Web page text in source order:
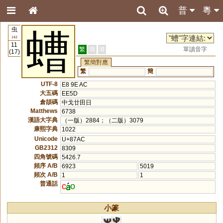
粵
普
虫
142
11
(17)
螬 繁 簡 港
單讀音字
繁簡對應
繁
簡
UTF-8
E8 9E AC
大五碼
EE5D
倉頡碼 中戈廿田日
Matthews
6738
漢語大字典
（一版）2884；（二版）3079
康熙字典
1022
Unicode
U+87AC
GB2312
8309
四角號碼 5426.7
頻序 A/B
6923
5019
頻次 A/B
1
1
普通話 c o
小篆